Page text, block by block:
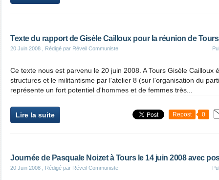
Texte du rapport de Gisèle Cailloux pour la réunion de Tours
20 Juin 2008 , Rédigé par Réveil Communiste
Ce texte nous est parvenu le 20 juin 2008. A Tours Gisèle Cailloux
structures et le militantisme par l'atelier 8 (sur l'organisation du
représente un fort potentiel d'hommes et de femmes très...
Lire la suite Repost 0
Journée de Pasquale Noizet à Tours le 14 juin 2008 avec
20 Juin 2008 , Rédigé par Réveil Communiste